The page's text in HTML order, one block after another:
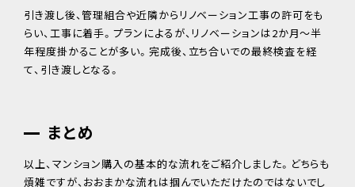
引き渡し後、管理組合や近隣からリノベーション工事の許可をも
らい、工事に着手。プランによるが、リノベーションは2か月～半
年程度掛かることが多い。完成後、立ち合いでの最終検査を経
て、引き渡しとなる。
まとめ
以上、マンション購入の基本的な流れをご紹介しました。どちらも
煩雑ですが、おおまかな流れは掴んでいただけたのではないでし